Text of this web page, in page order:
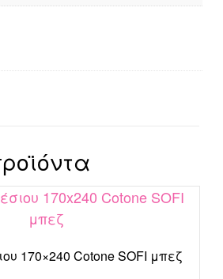
170×240 Cotone SOFI μπεζ